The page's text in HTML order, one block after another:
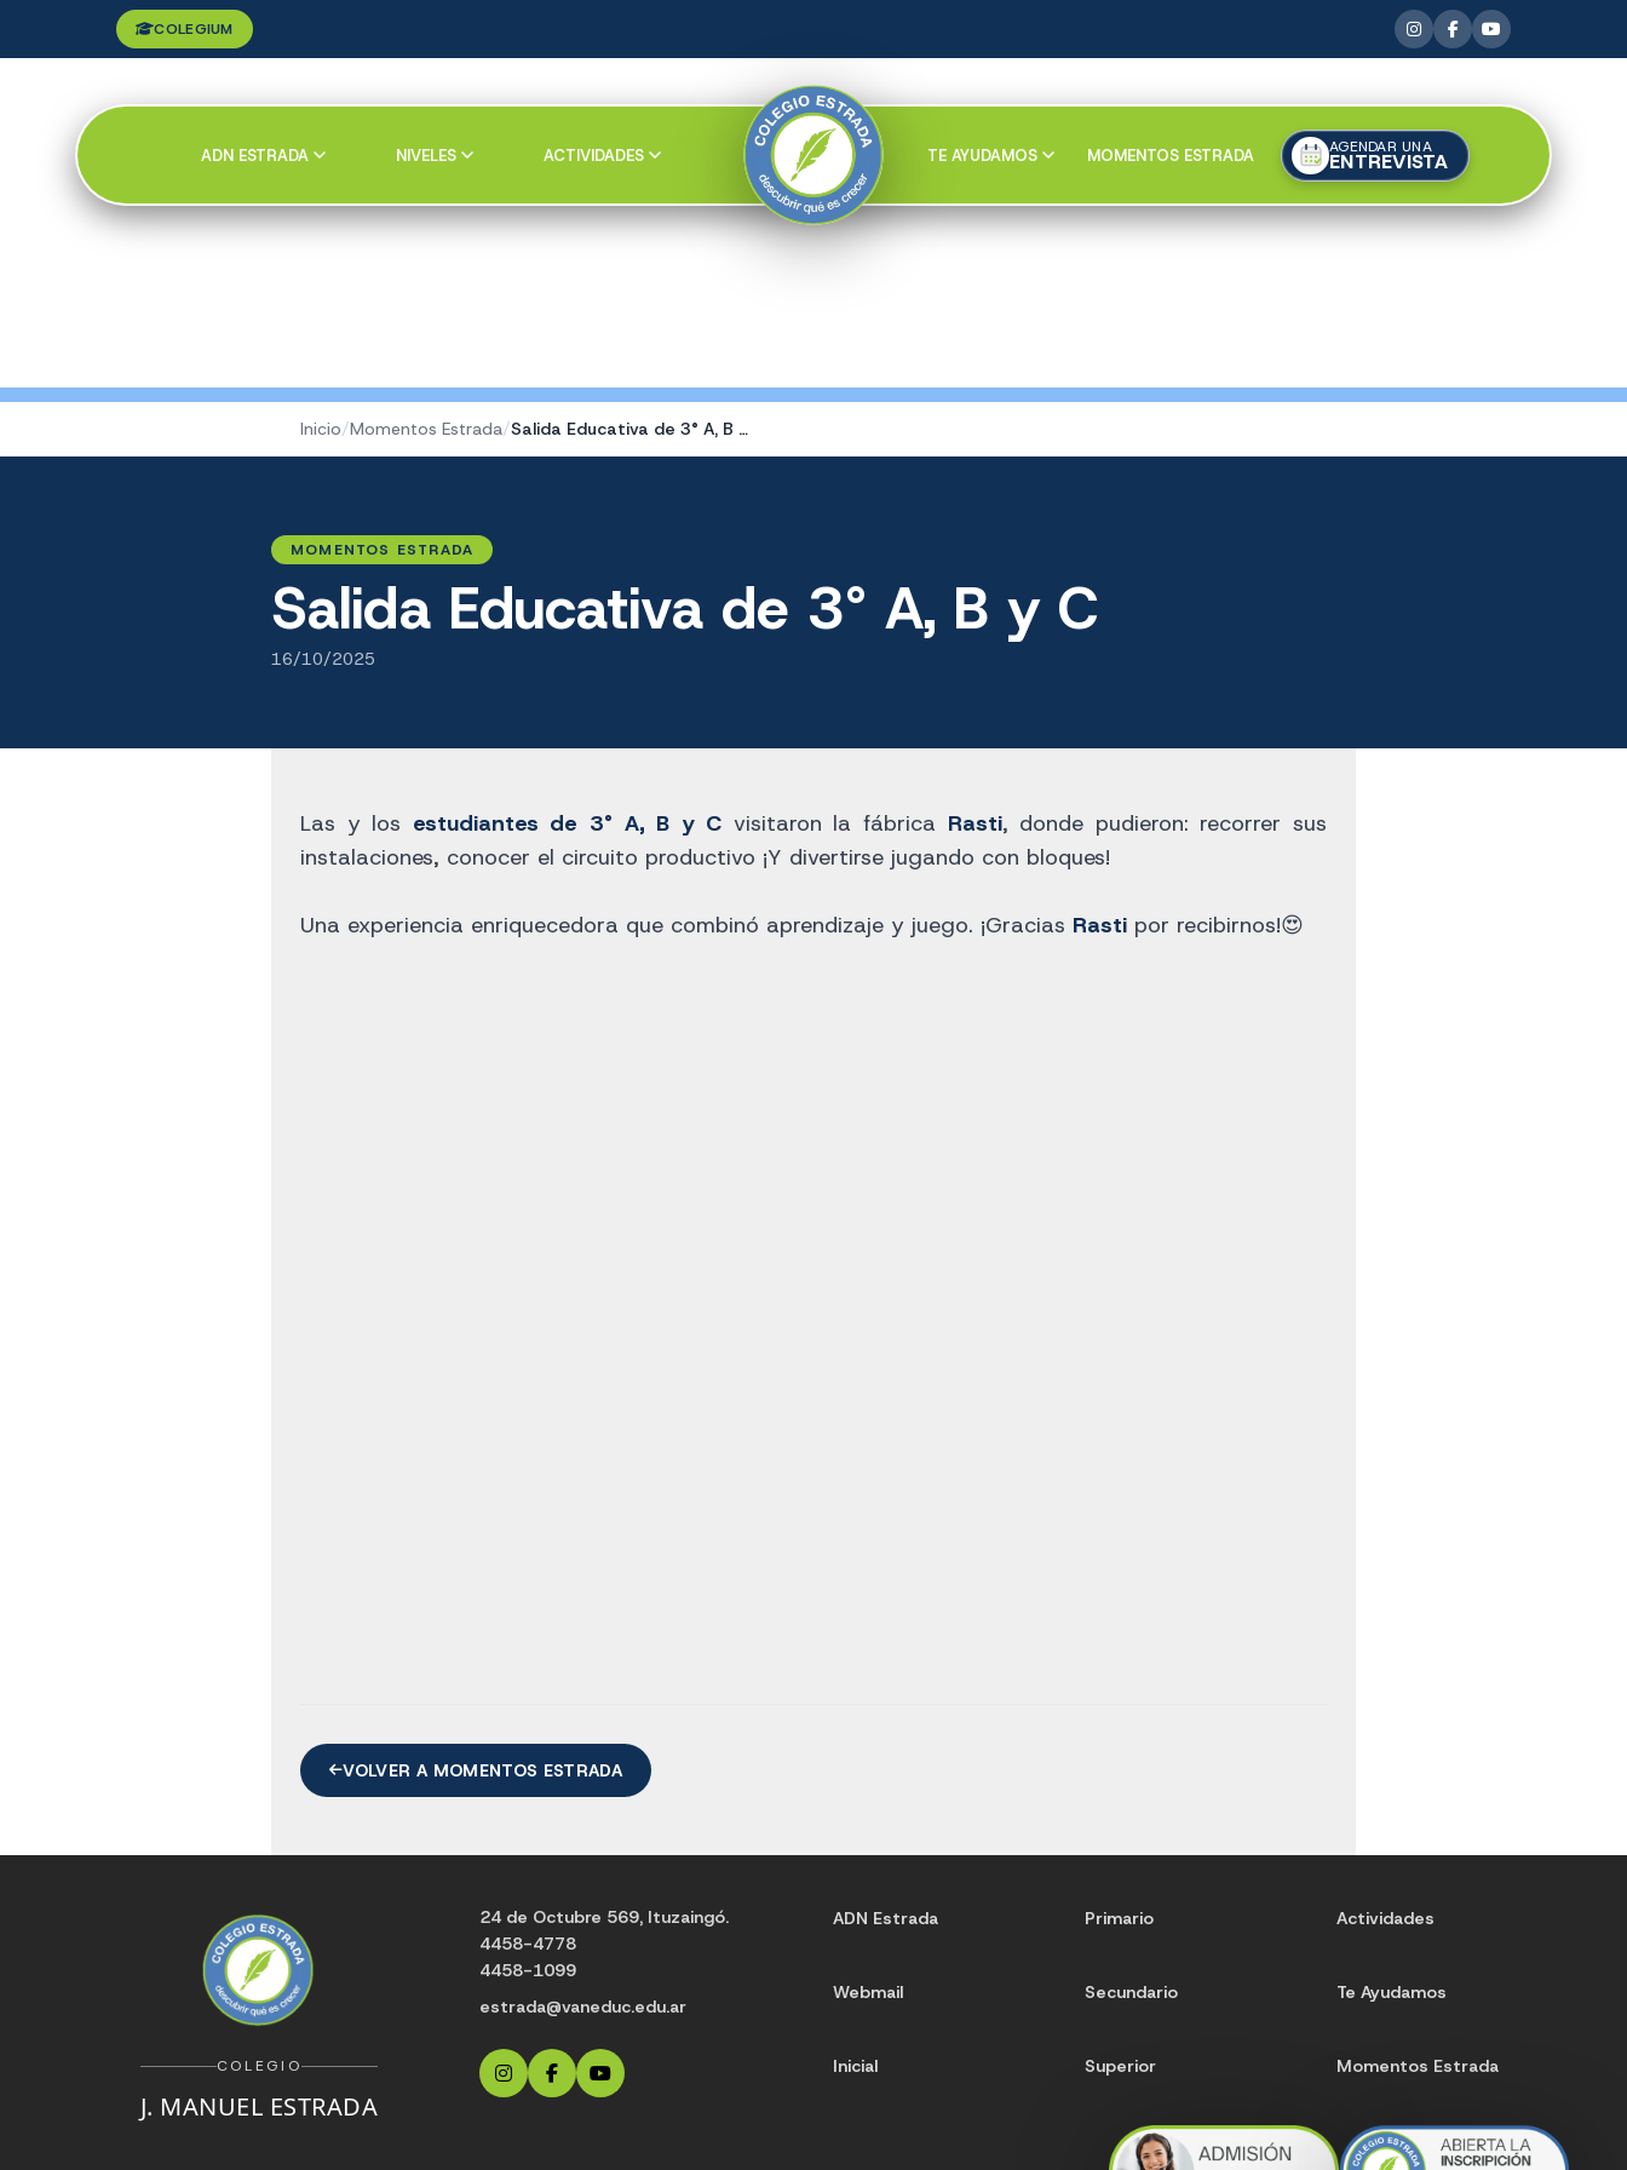
COLEGIUM
ADN ESTRADA NIVELES ACTIVIDADES TE AYUDAMOS MOMENTOS ESTRADA AGENDAR UNA
ENTREVISTA
Inicio/Momentos Estrada/ Salida Educativa de 3° A, B y C
MOMENTOS ESTRADA
Salida Educativa de 3° A, B y C
16/10/2025
Las y los estudiantes de 3° A, B y C visitaron la fábrica Rasti, donde pudieron: recorrer sus
instalaciones, conocer el circuito productivo ¡Y divertirse jugando con bloques!
Una experiencia enriquecedora que combinó aprendizaje y juego. ¡Gracias Rasti por recibirnos!😍
VOLVER A MOMENTOS ESTRADA
COLEGIO
J. MANUEL ESTRADA
24 de Octubre 569, Ituzaingó.
4458-4778
4458-1099
estrada@vaneduc.edu.ar
ADN Estrada
Webmail
Inicial
Primario
Secundario
Superior
Actividades
Te Ayudamos
Momentos Estrada